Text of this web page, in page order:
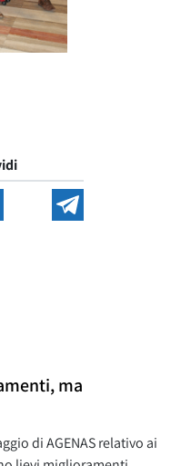
ma
di AGENAS relativo ai